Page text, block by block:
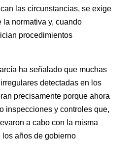
las circunstancias, se exige
la normativa y, cuando
procedimientos
ha señalado que muchas
detectadas en los
precisamente porque ahora
inspecciones y controles que,
a cabo con la misma
años de gobierno